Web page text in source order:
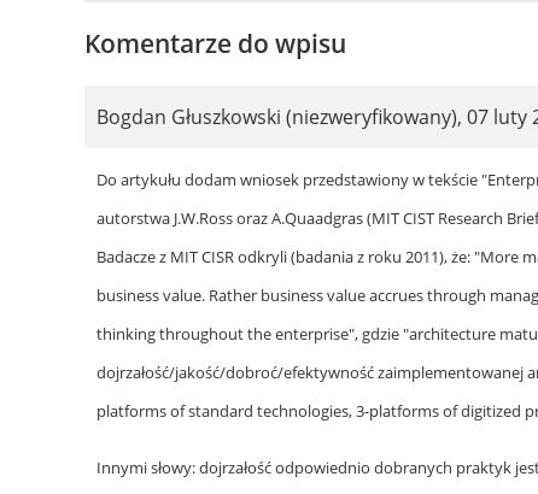
Komentarze do wpisu
Bogdan Głuszkowski (niezweryfikowany), 07 luty
Do artykułu dodam wniosek przedstawiony w tekście
autorstwa J.W.Ross oraz A.Quaadgras (MIT CIST Research
Badacze z MIT CISR odkryli (badania z roku 2011), że:
business value. Rather business value accrues through
thinking throughout the enterprise", gdzie "architecture
dojrzałość/jakość/dobroć/efektywność zaimplementowanej
platforms of standard technologies, 3-platforms of digitized
Innymi słowy: dojrzałość odpowiednio dobranych praktyk